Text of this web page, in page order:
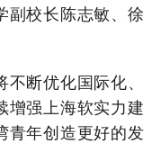
副校长陈志敏、徐
断优化国际化、
增强上海软实力建
青年创造更好的发